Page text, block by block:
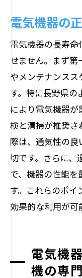
電気機器の
電気機器の長寿
せません。まず
やメンテナンス
す。特に長野県
により電気機器
検と清掃が推奨さ
際は、通気性の
切です。さらに、
で、機器の性能を
す。これらのポイ
効果的な利用が可
電気機
機の専